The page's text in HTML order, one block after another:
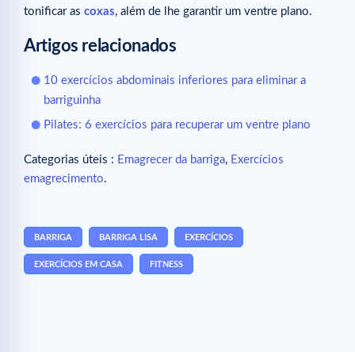
tonificar as coxas, além de lhe garantir um ventre plano.
Artigos relacionados
10 exercícios abdominais inferiores para eliminar a
barriguinha
Pilates: 6 exercícios para recuperar um ventre plano
Categorias úteis : Emagrecer da barriga, Exercícios
emagrecimento.
BARRIGA BARRIGA LISA EXERCÍCIOS
EXERCÍCIOS EM CASA FITNESS